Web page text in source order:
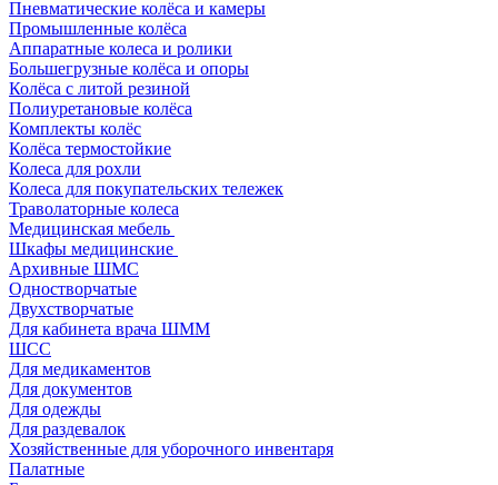
Пневматические колёса и камеры
Промышленные колёса
Аппаратные колеса и ролики
Большегрузные колёса и опоры
Колёса с литой резиной
Полиуретановые колёса
Комплекты колёс
Колёса термостойкие
Колеса для рохли
Колеса для покупательских тележек
Траволаторные колеса
Медицинская мебель
Шкафы медицинские
Архивные ШМС
Одностворчатые
Двухстворчатые
Для кабинета врача ШММ
ШСС
Для медикаментов
Для документов
Для одежды
Для раздевалок
Хозяйственные для уборочного инвентаря
Палатные